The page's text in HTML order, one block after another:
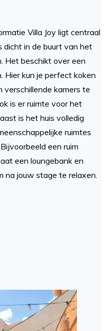
Villa Joy ligt centraal
dicht in de buurt van het
Het beschikt over een
Hier kun je perfect koken
verschillende kamers te
is er ruimte voor het
is het huis volledig
ruimtes
een ruim
een loungebank en
na jouw stage te relaxen.